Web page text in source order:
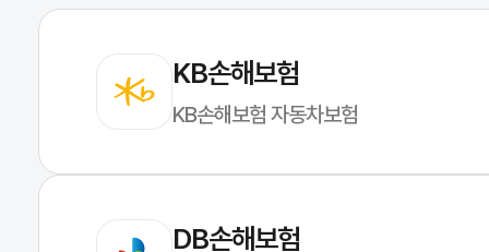
KB손해보험
KB손해보험 자동차보험
DB손해보험